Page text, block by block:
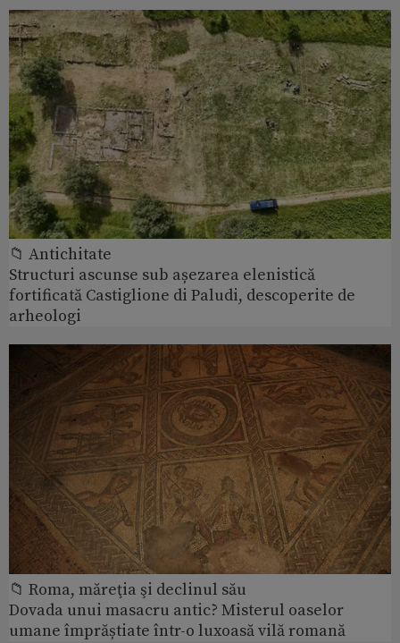
📁 Antichitate
Structuri ascunse sub așezarea elenistică
fortificată Castiglione di Paludi, descoperite de
arheologi
📁 Roma, măreţia şi declinul său
Dovada unui masacru antic? Misterul oaselor
umane împrăștiate într-o luxoasă vilă romană